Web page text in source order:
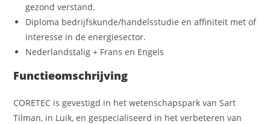
gezond verstand.
Diploma bedrijfskunde/handelsstudie en affiniteit met of
interesse in de energiesector.
Nederlandstalig + Frans en Engels
Functieomschrijving
CORETEC is gevestigd in het wetenschapspark van Sart
Tilman, in Luik, en gespecialiseerd in het verbeteren van